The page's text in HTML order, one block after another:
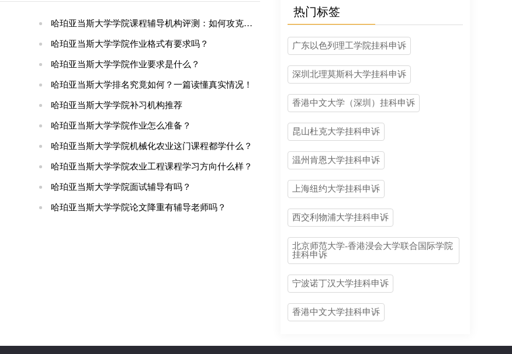
哈珀亚当斯大学学院课程辅导机构评测：如何攻克实践型课程难关？
哈珀亚当斯大学学院作业格式有要求吗？
哈珀亚当斯大学学院作业要求是什么？
哈珀亚当斯大学排名究竟如何？一篇读懂真实情况！
哈珀亚当斯大学学院补习机构推荐
哈珀亚当斯大学学院作业怎么准备？
哈珀亚当斯大学学院机械化农业这门课程都学什么？
哈珀亚当斯大学学院农业工程课程学习方向什么样？
哈珀亚当斯大学学院面试辅导有吗？
哈珀亚当斯大学学院论文降重有辅导老师吗？
热门标签
广东以色列理工学院挂科申诉
深圳北理莫斯科大学挂科申诉
香港中文大学（深圳）挂科申诉
昆山杜克大学挂科申诉
温州肯恩大学挂科申诉
上海纽约大学挂科申诉
西交利物浦大学挂科申诉
北京师范大学-香港浸会大学联合国际学院
挂科申诉
宁波诺丁汉大学挂科申诉
香港中文大学挂科申诉